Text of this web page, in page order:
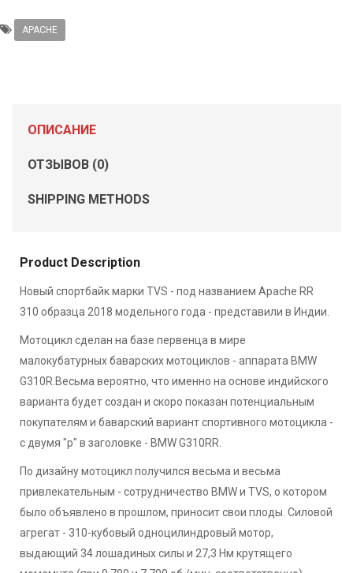
APACHE
ОПИСАНИЕ
ОТЗЫВОВ (0)
SHIPPING METHODS
Product Description
Новый спортбайк марки TVS - под названием Apache RR
310 образца 2018 модельного года - представили в Индии.
Мотоцикл сделан на базе первенца в мире
малокубатурных баварских мотоциклов - аппарата BMW
G310R.Весьма вероятно, что именно на основе индийского
варианта будет создан и скоро показан потенциальным
покупателям и баварский вариант спортивного мотоцикла -
с двумя "р" в заголовке - BMW G310RR.
По дизайну мотоцикл получился весьма и весьма
привлекательным - сотрудничество BMW и TVS, о котором
было объявлено в прошлом, приносит свои плоды. Силовой
агрегат - 310-кубовый одноцилиндровый мотор,
выдающий 34 лошадиных силы и 27,3 Нм крутящего